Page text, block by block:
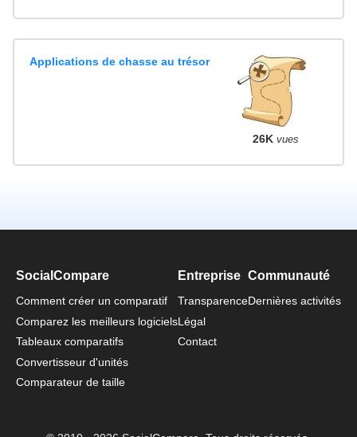
Applications de chasse au trésor
26K vues
SocialCompare
Comment créer un comparatif
Comparez les meilleurs logiciels
Tableaux comparatifs
Convertisseur d'unités
Comparateur de taille
Entreprise
Transparence
Légal
Contact
Communauté
Dernières activités